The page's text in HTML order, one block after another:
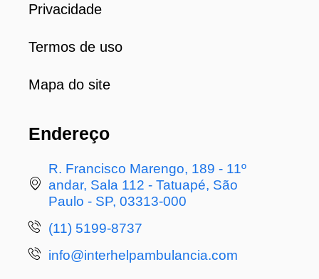
Privacidade
Termos de uso
Mapa do site
Endereço
R. Francisco Marengo, 189 - 11º
andar, Sala 112 - Tatuapé, São
Paulo - SP, 03313-000
(11) 5199-8737
info@interhelpambulancia.com